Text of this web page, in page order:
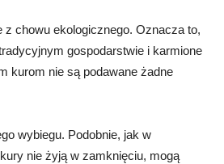
z chowu ekologicznego. Oznacza to,
gospodarstwie i karmione
kurom nie są podawane żadne
wybiegu. Podobnie, jak w
nie żyją w zamknięciu, mogą